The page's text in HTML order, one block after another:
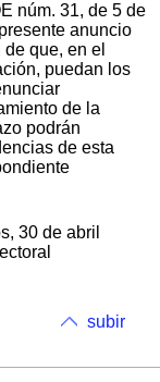
núm. 31, de 5 de
anuncio
que, en el
puedan los
de la
podrán
de esta
30 de abril
subir